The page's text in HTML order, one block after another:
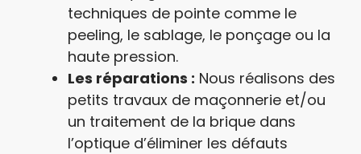
techniques de pointe comme le
peeling, le sablage, le ponçage ou la
haute pression.
Les réparations : Nous réalisons des
petits travaux de maçonnerie et/ou
un traitement de la brique dans
l’optique d’éliminer les défauts